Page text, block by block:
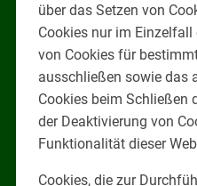
über das Setzen von
Cookies nur im
von Cookies für
ausschließen sowie das
Cookies beim Schließen
der Deaktivierung von
Funktionalität dieser
Cookies, die zur